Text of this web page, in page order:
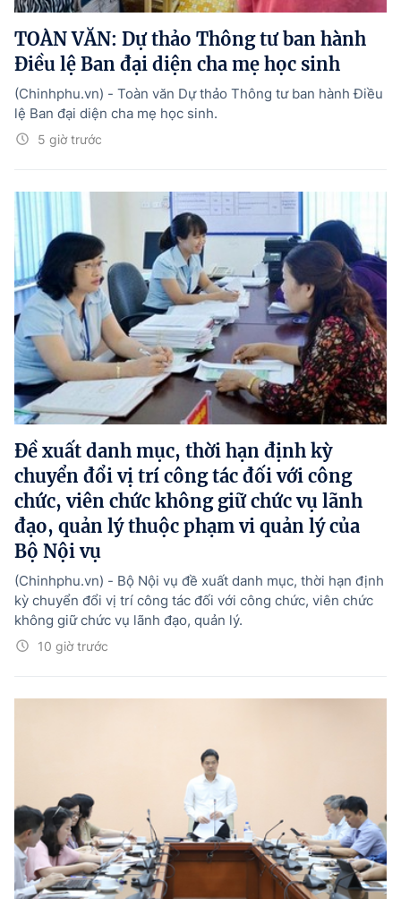
TOÀN VĂN: Dự thảo Thông tư ban hành
Điều lệ Ban đại diện cha mẹ học sinh
5 giờ trước
(Chinhphu.vn) - Toàn văn Dự thảo Thông tư ban hành Điều
lệ Ban đại diện cha mẹ học sinh.
Đề xuất danh mục, thời hạn định kỳ
chuyển đổi vị trí công tác đối với công
chức, viên chức không giữ chức vụ lãnh
đạo, quản lý thuộc phạm vi quản lý của
Bộ Nội vụ
10 giờ trước
(Chinhphu.vn) - Bộ Nội vụ đề xuất danh mục, thời hạn định
kỳ chuyển đổi vị trí công tác đối với công chức, viên chức
không giữ chức vụ lãnh đạo, quản lý.